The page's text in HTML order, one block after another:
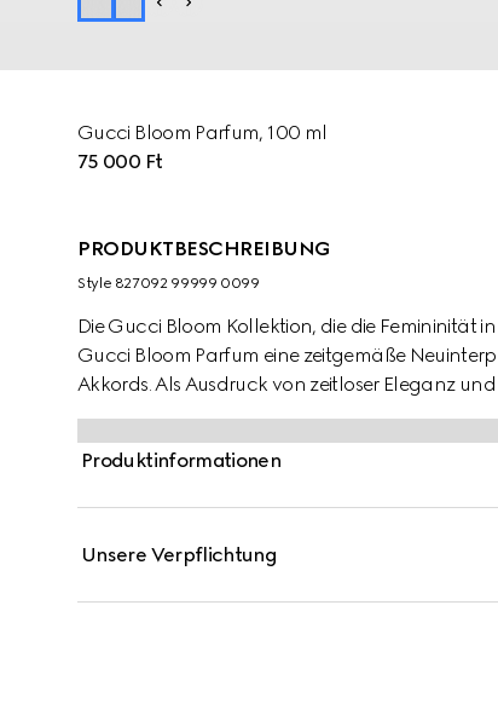
Gucci Bloom Parfum, 100 ml
75 000 Ft
PRODUKTBESCHREIBUNG
Style ‎827092 99999 0099
Die Gucci Bloom Kollektion, die die Femininität
Gucci Bloom Parfum eine zeitgemäße
Akkords. Als Ausdruck von zeitloser Eleganz
harmonische Komposition aus Jasmin,
eine neue, ambrierte Note von Perubalsam-
Mischung aus cremig-süßen und würzig-
Produktinformationen
Unsere Verpflichtung